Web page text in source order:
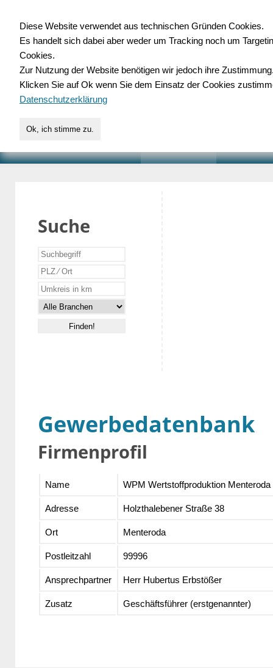
für Handwerk,
Suche
Gewerbedatenbank
Firmenprofil
Name WPM Wertstoffproduktion
Adresse Holzthalebener Straße 38
Ort Menteroda
Postleitzahl 99996
Ansprechpartner Herr Hubertus Erbstößer
Zusatz Geschäftsführer (erstgenannter)
Diese Website verwendet aus technischen Gründen Cookies.
Es handelt sich dabei aber weder um Tracking noch um
Cookies.
Zur Nutzung der Website benötigen wir jedoch ihre
Klicken Sie auf Ok wenn Sie dem Einsatz der Cookies
Datenschutzerklärung
Ok, ich stimme zu.